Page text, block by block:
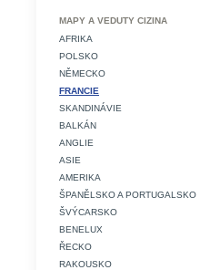
MAPY A VEDUTY CIZINA
AFRIKA
POLSKO
NĚMECKO
FRANCIE
SKANDINÁVIE
BALKÁN
ANGLIE
ASIE
AMERIKA
ŠPANĚLSKO A PORTUGALSKO
ŠVÝCARSKO
BENELUX
ŘECKO
RAKOUSKO